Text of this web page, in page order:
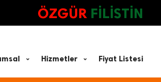
ÖZGÜR FİLİSTİN
Hizmetler Fiyat Listesi